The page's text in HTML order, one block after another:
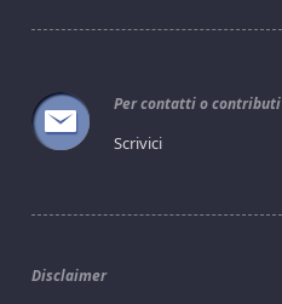
Per contatti o contributi
Scrivici
Disclaimer